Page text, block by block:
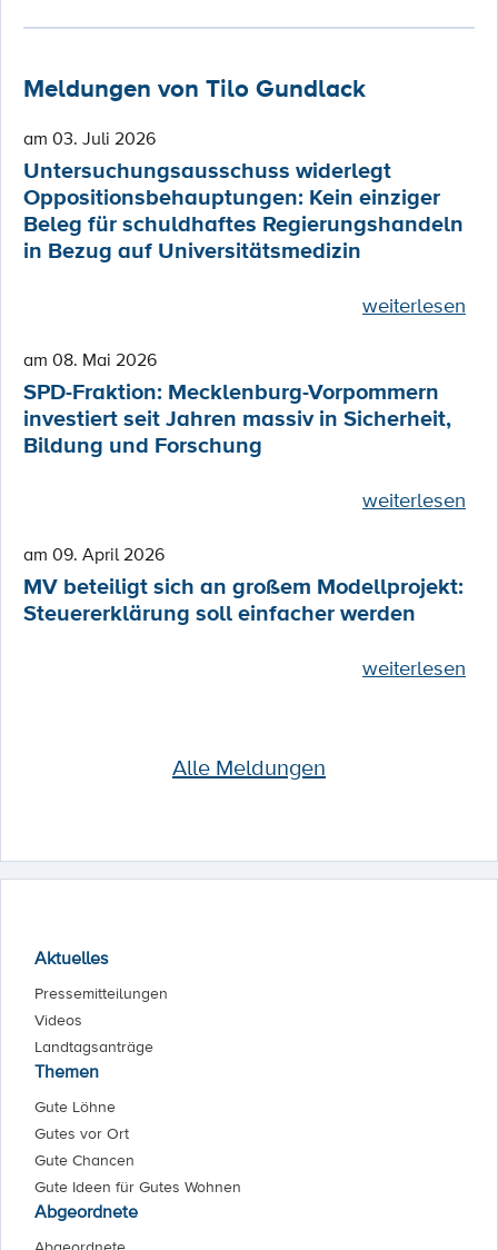
Meldungen von Tilo Gundlack
am 03. Juli 2026
Untersuchungsausschuss widerlegt
Oppositionsbehauptungen: Kein einziger
Beleg für schuldhaftes Regierungshandeln
in Bezug auf Universitätsmedizin
weiterlesen
am 08. Mai 2026
SPD-Fraktion: Mecklenburg-Vorpommern
investiert seit Jahren massiv in Sicherheit,
Bildung und Forschung
weiterlesen
am 09. April 2026
MV beteiligt sich an großem Modellprojekt:
Steuererklärung soll einfacher werden
weiterlesen
Alle Meldungen
Aktuelles
Pressemitteilungen
Videos
Landtagsanträge
Themen
Gute Löhne
Gutes vor Ort
Gute Chancen
Gute Ideen für Gutes Wohnen
Abgeordnete